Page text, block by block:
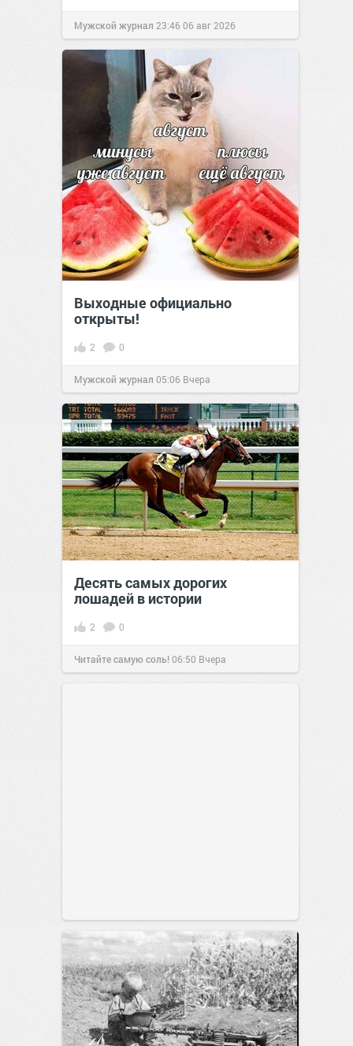
Мужской журнал 23:4606 авг 2026
Выходные официально
открыты!
2 0
Мужской журнал 05:06 Вчера
Десять самых дорогих
лошадей в истории
2 0
Читайте самую соль!06:50 Вчера